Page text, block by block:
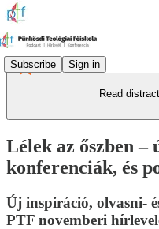
Subscribe Sign in
Read
Lélek az őszben –
konferenciák, és
Új inspiráció, olvasni-
PTF novemberi